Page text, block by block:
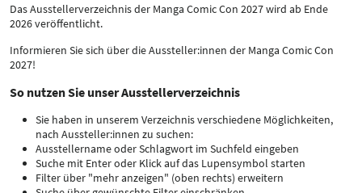
Das Ausstellerverzeichnis der Manga Comic Con 2027 wird ab Ende
2026 veröffentlicht.
Informieren Sie sich über die Aussteller:innen der Manga Comic Con
2027!
So nutzen Sie unser Ausstellerverzeichnis
Sie haben in unserem Verzeichnis verschiedene Möglichkeiten,
nach Aussteller:innen zu suchen:
Ausstellername oder Schlagwort im Suchfeld eingeben
Suche mit Enter oder Klick auf das Lupensymbol starten
Filter über "mehr anzeigen" (oben rechts) erweitern